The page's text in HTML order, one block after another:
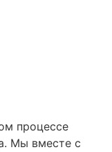
процессе
Мы вместе с